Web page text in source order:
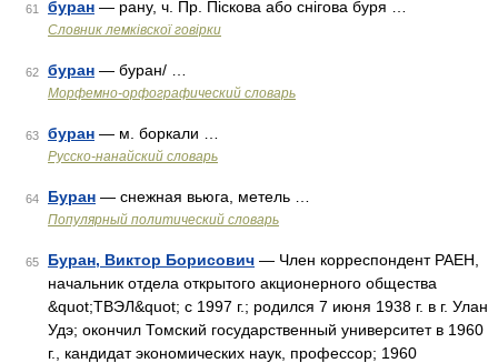
61 буран — рану, ч. Пр. Піскова або снігова буря …
Словник лемківскої говірки
62 буран — буран/ …
Морфемно-орфографический словарь
63 буран — м. боркали …
Русско-нанайский словарь
64 Буран — снежная вьюга, метель …
Популярный политический словарь
65 Буран, Виктор Борисович — Член корреспондент РАЕН,
начальник отдела открытого акционерного общества
&quot;ТВЭЛ&quot; с 1997 г.; родился 7 июня 1938 г. в г. Улан
Удэ; окончил Томский государственный университет в 1960
г., кандидат экономических наук, профессор; 1960